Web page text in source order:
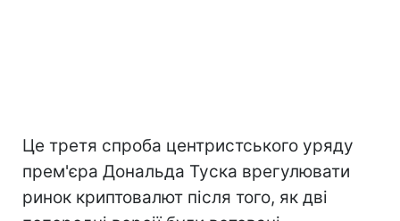
Це третя спроба центристського уряду
прем'єра Дональда Туска врегулювати
ринок криптовалют після того, як дві